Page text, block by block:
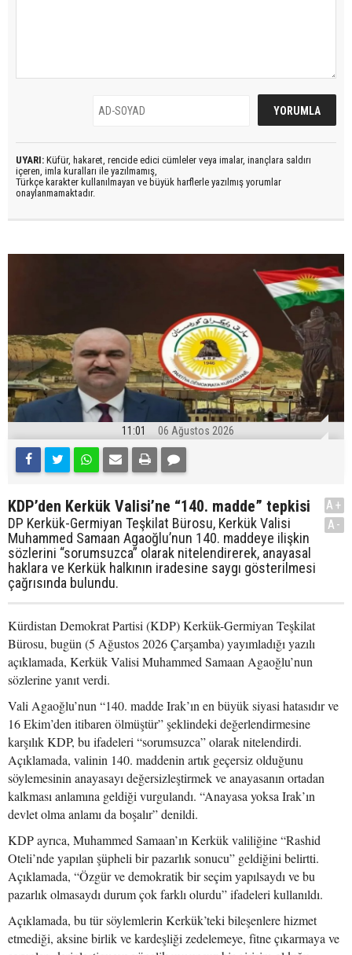
UYARI: Küfür, hakaret, rencide edici cümleler veya imalar, inançlara saldırı
içeren, imla kuralları ile yazılmamış,
Türkçe karakter kullanılmayan ve büyük harflerle yazılmış yorumlar
onaylanmamaktadır.
11:01 06 Ağustos 2026
KDP’den Kerkük Valisi’ne “140. madde” tepkisi
DP Kerkük-Germiyan Teşkilat Bürosu, Kerkük Valisi
Muhammed Samaan Agaoğlu’nun 140. maddeye ilişkin
sözlerini “sorumsuzca” olarak nitelendirerek, anayasal
haklara ve Kerkük halkının iradesine saygı gösterilmesi
çağrısında bulundu.
A+
A-
Kürdistan Demokrat Partisi (KDP) Kerkük-Germiyan Teşkilat
Bürosu, bugün (5 Ağustos 2026 Çarşamba) yayımladığı yazılı
açıklamada, Kerkük Valisi Muhammed Samaan Agaoğlu’nun
sözlerine yanıt verdi.
Vali Agaoğlu’nun “140. madde Irak’ın en büyük siyasi hatasıdır ve
16 Ekim’den itibaren ölmüştür” şeklindeki değerlendirmesine
karşılık KDP, bu ifadeleri “sorumsuzca” olarak nitelendirdi.
Açıklamada, valinin 140. maddenin artık geçersiz olduğunu
söylemesinin anayasayı değersizleştirmek ve anayasanın ortadan
kalkması anlamına geldiği vurgulandı. “Anayasa yoksa Irak’ın
devlet olma anlamı da boşalır” denildi.
KDP ayrıca, Muhammed Samaan’ın Kerkük valiliğine “Rashid
Oteli’nde yapılan şüpheli bir pazarlık sonucu” geldiğini belirtti.
Açıklamada, “Özgür ve demokratik bir seçim yapılsaydı ve bu
pazarlık olmasaydı durum çok farklı olurdu” ifadeleri kullanıldı.
Açıklamada, bu tür söylemlerin Kerkük’teki bileşenlere hizmet
etmediği, aksine birlik ve kardeşliği zedelemeye, fitne çıkarmaya ve